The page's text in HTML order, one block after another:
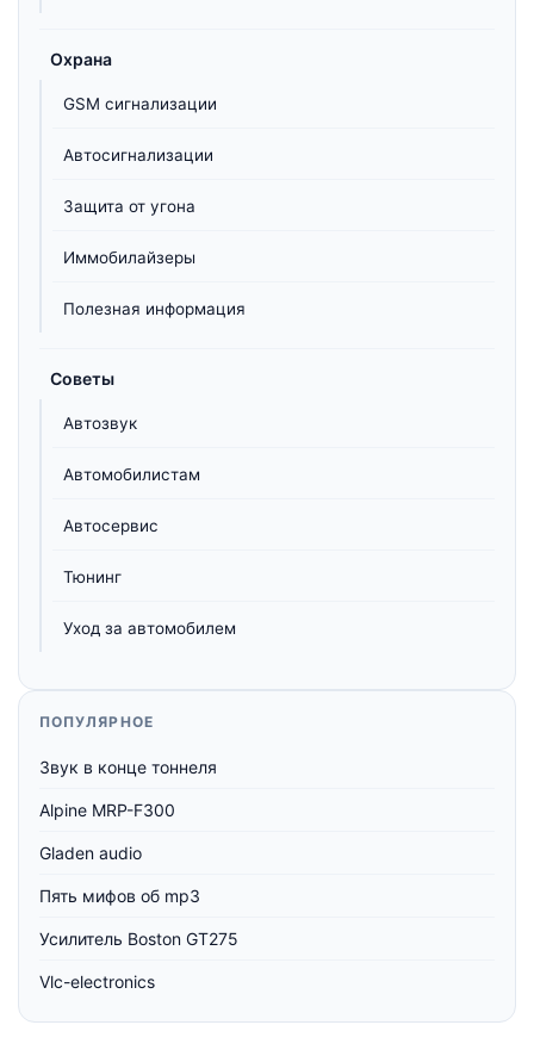
Охрана
GSM сигнализации
Автосигнализации
Защита от угона
Иммобилайзеры
Полезная информация
Советы
Автозвук
Автомобилистам
Автосервис
Тюнинг
Уход за автомобилем
ПОПУЛЯРНОЕ
Звук в конце тоннеля
Alpine MRP-F300
Gladen audio
Пять мифов об mp3
Усилитель Boston GT275
Vlc-electronics